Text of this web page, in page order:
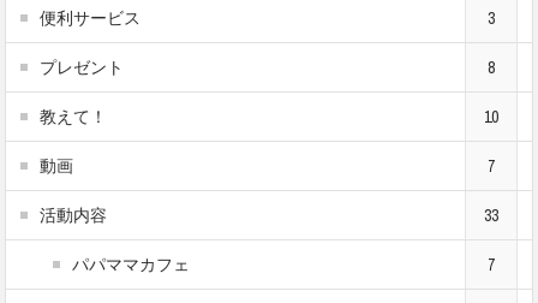
便利サービス 3
プレゼント 8
教えて！ 10
動画 7
活動内容 33
パパママカフェ 7